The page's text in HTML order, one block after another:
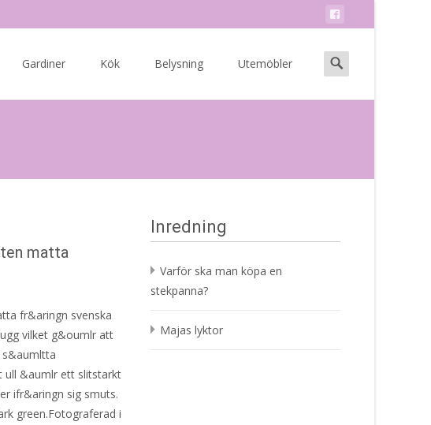
Gardiner Kök Belysning Utemöbler
Search
for:
matta
fr&aringn svenska
vilket g&oumlr att
ull &aumlr ett slitstarkt
ifr&aringn sig smuts.
green.Fotograferad i
Inredning
Varför ska man köpa en
stekpanna?
Majas lyktor